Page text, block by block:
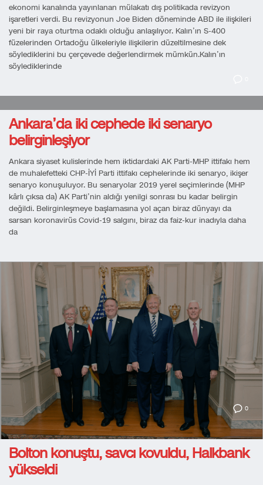
ekonomi kanalında yayınlanan mülakatı dış politikada revizyon
işaretleri verdi. Bu revizyonun Joe Biden döneminde ABD ile ilişkileri
yeni bir raya oturtma odaklı olduğu anlaşılıyor. Kalın’ın S-400
füzelerinden Ortadoğu ülkeleriyle ilişkilerin düzeltilmesine dek
söylediklerini bu çerçevede değerlendirmek mümkün.Kalın’ın
söylediklerinde
Ankara’da iki cephede iki senaryo
belirginleşiyor
Ankara siyaset kulislerinde hem iktidardaki AK Parti-MHP ittifakı hem
de muhalefetteki CHP-İYİ Parti ittifakı cephelerinde iki senaryo, ikişer
senaryo konuşuluyor. Bu senaryolar 2019 yerel seçimlerinde (MHP
kârlı çıksa da) AK Parti’nin aldığı yenilgi sonrası bu kadar belirgin
değildi. Belirginleşmeye başlamasına yol açan biraz dünyayı da
sarsan koronavirüs Covid-19 salgını, biraz da faiz-kur inadıyla daha
da
0
Bolton konuştu, savcı kovuldu, Halkbank
yükseldi